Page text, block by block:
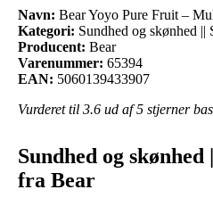
Navn: Bear Yoyo Pure Fruit –
Kategori: Sundhed og skønhed ||
Producent: Bear
Varenummer: 65394
EAN: 5060139433907
Vurderet til 3.6 ud af 5 stjerner
Sundhed og skønhed
fra Bear